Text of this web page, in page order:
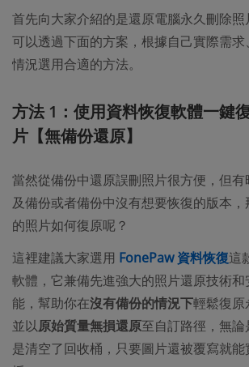
首先向大家介紹的是還原電腦永久刪除
可以透過下面的方案，根據自己實際需
情況選用合適的方法。
方法 1：使用資料恢復軟體一鍵
片【無備份還原】
當然從備份中還原誤刪照片很方便，但
及備份或者備份中沒有想要恢復的版本
的照片如何復原呢？
這裡建議大家選用 FonePaw 資料恢復這
軟體，它兼備先進強大的照片還原技術
能，幫助你在沒有備份的情況下輕鬆復原
並以原始質量無損還原至自訂路徑，無
是清空了回收桶，只要圖片還被覆寫就